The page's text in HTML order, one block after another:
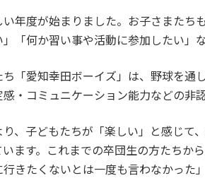
い年度が始まりました。お子さまたち
」「何か習い事や活動に参加したい」
ち「愛知幸田ボーイズ」は、野球を通
感・コミュニケーション能力などの非
り、子どもたちが「楽しい」と感じて
います。これまでの卒団生の方たちか
行きたくないとは一度も言わなかった